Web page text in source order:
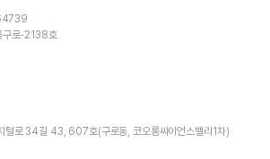
구로-2138호
털로 34길 43, 607호(구로동, 코오롱싸이언스밸리1차)